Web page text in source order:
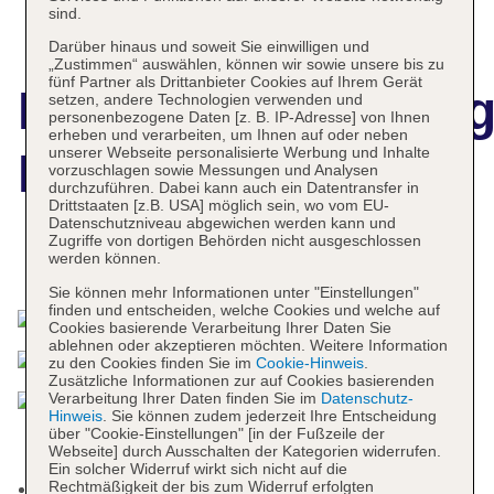
Hotel Astera
Das bietet Ihre Unterkunft
Nichtraucherhotel
sind.
Darüber hinaus und soweit Sie einwilligen und
„Zustimmen“ auswählen, können wir sowie unsere bis zu
fünf Partner als Drittanbieter Cookies auf Ihrem Gerät
setzen, andere Technologien verwenden und
personenbezogene Daten [z. B. IP-Adresse] von Ihnen
erheben und verarbeiten, um Ihnen auf oder neben
unserer Webseite personalisierte Werbung und Inhalte
vorzuschlagen sowie Messungen und Analysen
durchzuführen. Dabei kann auch ein Datentransfer in
Drittstaaten [z.B. USA] möglich sein, wo vom EU-
Datenschutzniveau abgewichen werden kann und
Zugriffe von dortigen Behörden nicht ausgeschlossen
werden können.
Sie können mehr Informationen unter "Einstellungen"
finden und entscheiden, welche Cookies und welche auf
Cookies basierende Verarbeitung Ihrer Daten Sie
ablehnen oder akzeptieren möchten. Weitere Information
zu den Cookies finden Sie im Cookie-Hinweis.
Zusätzliche Informationen zur auf Cookies basierenden
Verarbeitung Ihrer Daten finden Sie im Datenschutz-
Hinweis. Sie können zudem jederzeit Ihre Entscheidung
über "Cookie-Einstellungen" [in der Fußzeile der
Webseite] durch Ausschalten der Kategorien widerrufen.
Ein solcher Widerruf wirkt sich nicht auf die
Rechtmäßigkeit der bis zum Widerruf erfolgten